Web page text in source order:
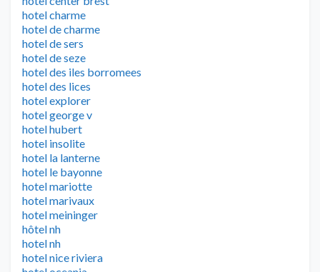
hotel charme
hotel de charme
hotel de sers
hotel de seze
hotel des iles borromees
hotel des lices
hotel explorer
hotel george v
hotel hubert
hotel insolite
hotel la lanterne
hotel le bayonne
hotel mariotte
hotel marivaux
hotel meininger
hôtel nh
hotel nh
hotel nice riviera